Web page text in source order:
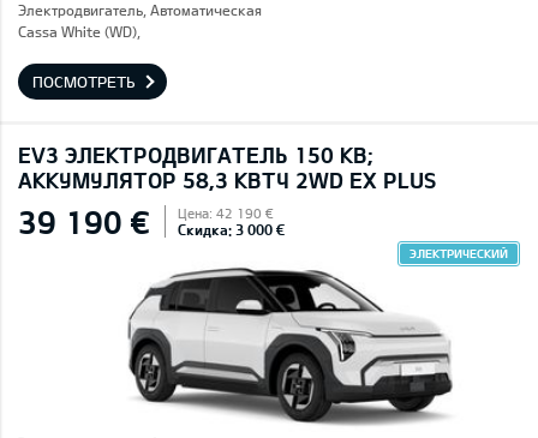
Электродвигатель, Автоматическая
Cassa White (WD),
ПОСМОТРЕТЬ
EV3 ЭЛЕКТРОДВИГАТЕЛЬ 150 КВ;
AККУМУЛЯТОР 58,3 КВТЧ 2WD EX PLUS
39 190 € Цена: 42 190 €
Скидка: 3 000 €
ЭЛЕКТРИЧЕСКИЙ